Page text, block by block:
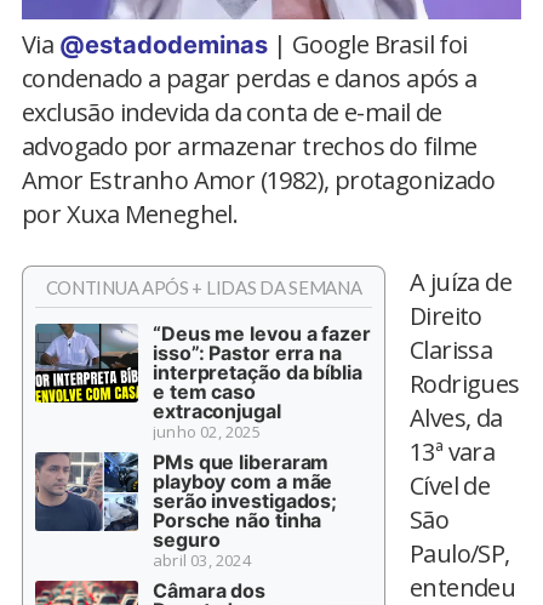
Via @estadodeminas| Google Brasil foi
condenado a pagar perdas e danos após a
exclusão indevida da conta de e-mail de
advogado por armazenar trechos do filme
Amor Estranho Amor (1982), protagonizado
por Xuxa Meneghel.
CONTINUA APÓS + LIDAS DA SEMANA
“Deus me levou a fazer
isso”: Pastor erra na
interpretação da bíblia
e tem caso
extraconjugal
junho 02, 2025
PMs que liberaram
playboy com a mãe
serão investigados;
Porsche não tinha
seguro
abril 03, 2024
Câmara dos
A juíza de
Direito
Clarissa
Rodrigues
Alves, da
13ª vara
Cível de
São
Paulo/SP,
entendeu